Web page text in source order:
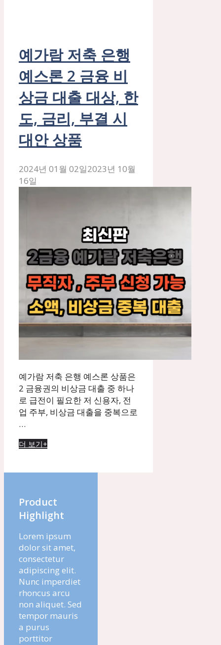
예가람 저축 은행
예스론 2 금융 비
상금 대출 대상, 한
도, 금리, 부결 시
대안 상품
2024년 01월 02일2023년 10월
16일
예가람 저축 은행 예스론 상품은
2 금융권의 비상금 대출 중 하나
로 급전이 필요한 저 신용자, 전
업 주부, 비상금 대출을 중복으로
…
더 보기+
Product
Highlight
Lorem ipsum
dolor sit amet,
consectetur
adipiscing elit.
Nunc imperdiet
rhoncus arcu
non aliquet. Sed
tempor mauris
a purus
porttitor